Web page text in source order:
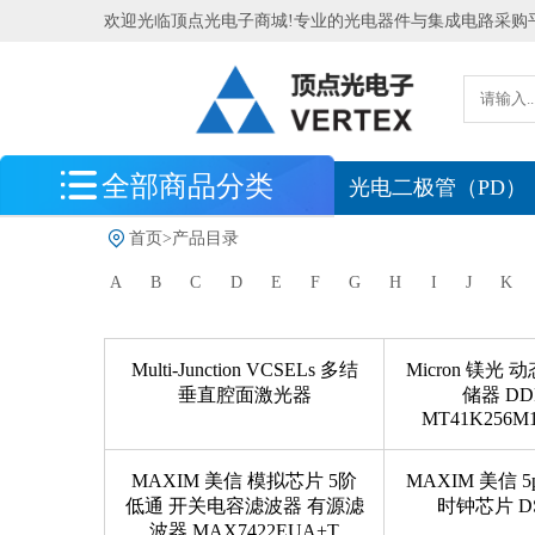
欢迎光临顶点光电子商城!专业的光电器件与集成电路采购
全部商品分类
光电探测器
光电传感器
光学测量系统
处理器 MCU 逻辑芯片
电源管理 存储器 模拟芯片
最新到货 光电二极管（PD）
首页 >产品目录
A B C D E F G H I J K
Multi-Junction VCSELs 多结
垂直腔面激光器
Micron 镁光 动
储器
MAXIM 美信 模拟芯片 5阶
低通 开关电容滤波器 有源滤
波器 MAX7422EUA+T
MAXIM 美信
时钟芯片